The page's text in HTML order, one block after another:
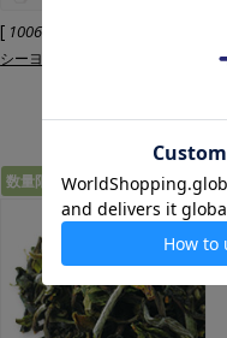
[ 1006
シーヨク, 2026-EX4
2,500円
数量限定